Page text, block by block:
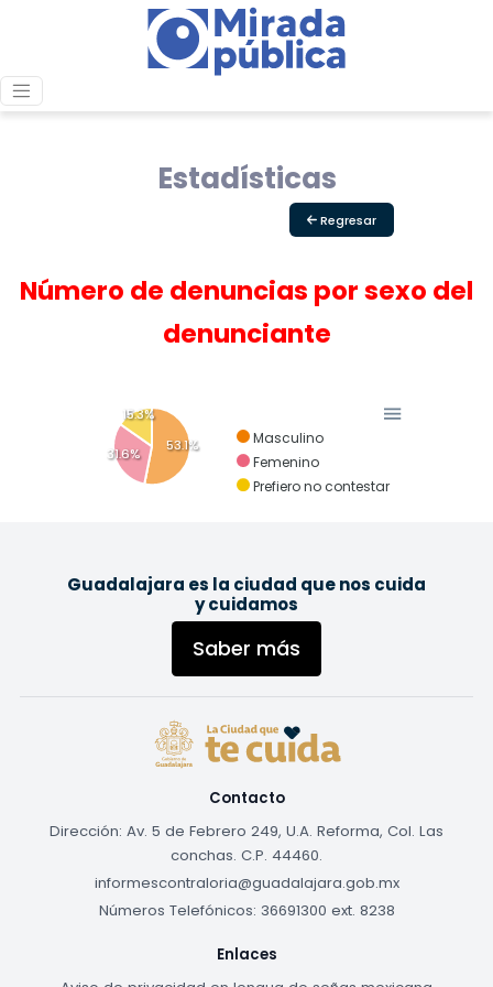
Estadísticas
Regresar
Número de denuncias por sexo del
denunciante
Masculino
Femenino
Prefiero no contestar
53.1%
31.6%
15.3%
Guadalajara es la ciudad que nos cuida
y cuidamos
Saber más
Contacto
Dirección: Av. 5 de Febrero 249, U.A. Reforma, Col. Las
conchas. C.P. 44460.
informescontraloria@guadalajara.gob.mx
Números Telefónicos: 36691300 ext. 8238
Enlaces